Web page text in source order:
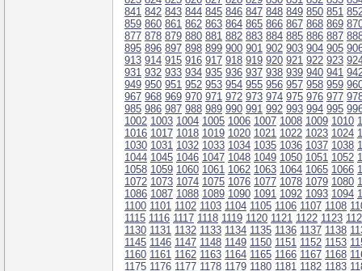
841 842 843 844 845 846 847 848 849 850 851
859 860 861 862 863 864 865 866 867 868 869
877 878 879 880 881 882 883 884 885 886 887
895 896 897 898 899 900 901 902 903 904 905
913 914 915 916 917 918 919 920 921 922 923
931 932 933 934 935 936 937 938 939 940 941
949 950 951 952 953 954 955 956 957 958 959
967 968 969 970 971 972 973 974 975 976 977
985 986 987 988 989 990 991 992 993 994 995
1002 1003 1004 1005 1006 1007 1008 1009 1010
1016 1017 1018 1019 1020 1021 1022 1023 1024
1030 1031 1032 1033 1034 1035 1036 1037 1038
1044 1045 1046 1047 1048 1049 1050 1051 1052
1058 1059 1060 1061 1062 1063 1064 1065 1066
1072 1073 1074 1075 1076 1077 1078 1079 1080
1086 1087 1088 1089 1090 1091 1092 1093 1094
1100 1101 1102 1103 1104 1105 1106 1107 1108
1115 1116 1117 1118 1119 1120 1121 1122 1123
1130 1131 1132 1133 1134 1135 1136 1137 1138
1145 1146 1147 1148 1149 1150 1151 1152 1153
1160 1161 1162 1163 1164 1165 1166 1167 1168
1175 1176 1177 1178 1179 1180 1181 1182 1183